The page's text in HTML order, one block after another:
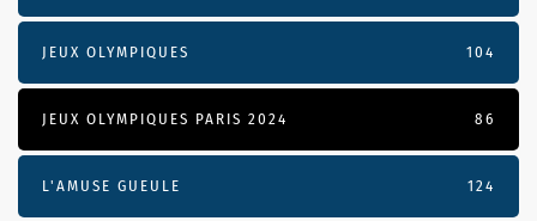
JEUX OLYMPIQUES 104
JEUX OLYMPIQUES PARIS 2024 86
L'AMUSE GUEULE 124